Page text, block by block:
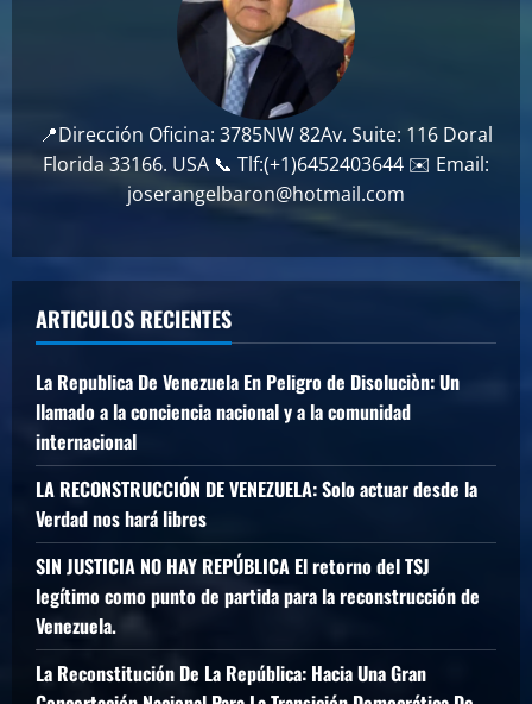
📍Dirección Oficina: 3785NW 82Av. Suite: 116 Doral
Florida 33166. USA 📞 Tlf:(+1)6452403644 ✉️ Email:
joserangelbaron@hotmail.com
ARTICULOS RECIENTES
La Republica De Venezuela En Peligro de Disoluciòn: Un
llamado a la conciencia nacional y a la comunidad
internacional
LA RECONSTRUCCIÓN DE VENEZUELA: Solo actuar desde la
Verdad nos hará libres
SIN JUSTICIA NO HAY REPÚBLICA El retorno del TSJ
legítimo como punto de partida para la reconstrucción de
Venezuela.
La Reconstitución De La República: Hacia Una Gran